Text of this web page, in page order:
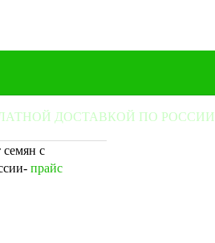
ДОСТАВКОЙ ПО РОССИИ
семян с
прайс